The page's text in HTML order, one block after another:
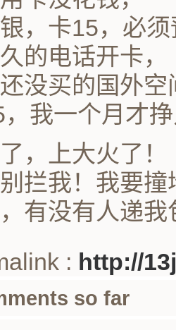
，卡15，必
的电话开卡，
没买的国外
，我一个月才
了，上大火了！
拦我！我要
有没有人递我
: http://
so far